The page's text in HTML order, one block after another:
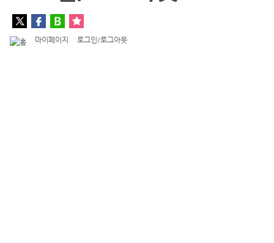
마이페이지 로그인/로그아웃